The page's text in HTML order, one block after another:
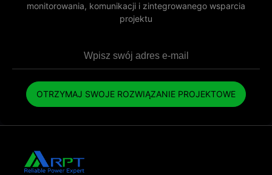
monitorowania, komunikacji i zintegrowanego wsparcia
projektu
OTRZYMAJ SWOJE ROZWIĄZANIE PROJEKTOWE